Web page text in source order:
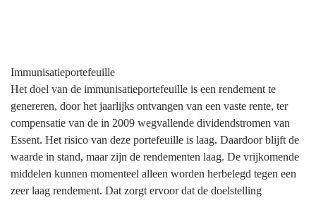
Immunisatieportefeuille
Het doel van de immunisatieportefeuille is een rendement te
genereren, door het jaarlijks ontvangen van een vaste rente, ter
compensatie van de in 2009 wegvallende dividendstromen van
Essent. Het risico van deze portefeuille is laag. Daardoor blijft de
waarde in stand, maar zijn de rendementen laag. De vrijkomende
middelen kunnen momenteel alleen worden herbelegd tegen een
zeer laag rendement. Dat zorgt ervoor dat de doelstelling